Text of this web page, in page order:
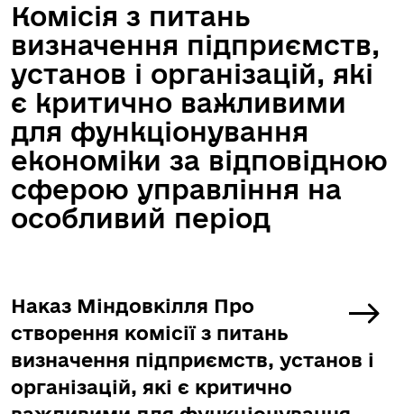
Комісія з питань
визначення підприємств,
установ і організацій, які
є критично важливими
для функціонування
економіки за відповідною
сферою управління на
особливий період
Наказ Міндовкілля Про
створення комісії з питань
визначення підприємств, установ і
організацій, які є критично